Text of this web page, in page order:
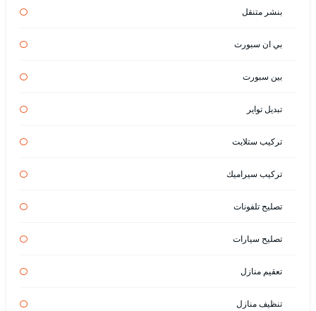
بنشر متنقل
بي ان سبورت
بين سبورت
تبديل تواير
تركيب ستلايت
تركيب سيراميك
تصليح تلفونات
تصليح سيارات
تعقيم منازل
تنظيف منازل